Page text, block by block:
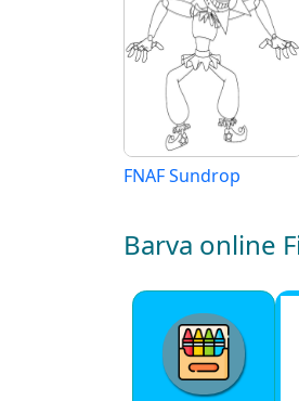
FNAF Sundrop
Barva online